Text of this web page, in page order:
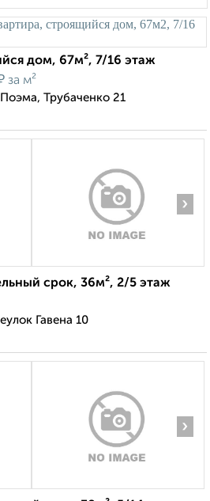
дом, 67м², 7/16 этаж
за м²
Трубаченко 21
›
срок, 36м², 2/5 этаж
Гавена 10
›